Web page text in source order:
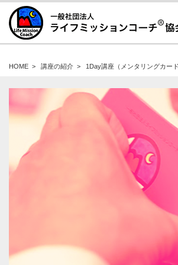
HOME > 講座の紹介 > 1Day講座（メンタリングカー